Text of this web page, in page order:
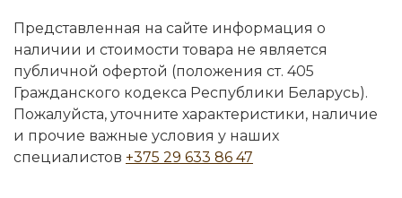
Представленная на сайте информация о
наличии и стоимости товара не является
публичной офертой (положения ст. 405
Гражданского кодекса Республики Беларусь).
Пожалуйста, уточните характеристики, наличие
и прочие важные условия у наших
специалистов +375 29 633 86 47